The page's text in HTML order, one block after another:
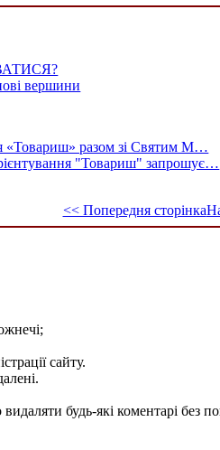
вершини
«Товариш» разом зі Святим М…
"Товариш" запрошує…
<< Попередня сторінка
сайту.
будь-які коментарі без